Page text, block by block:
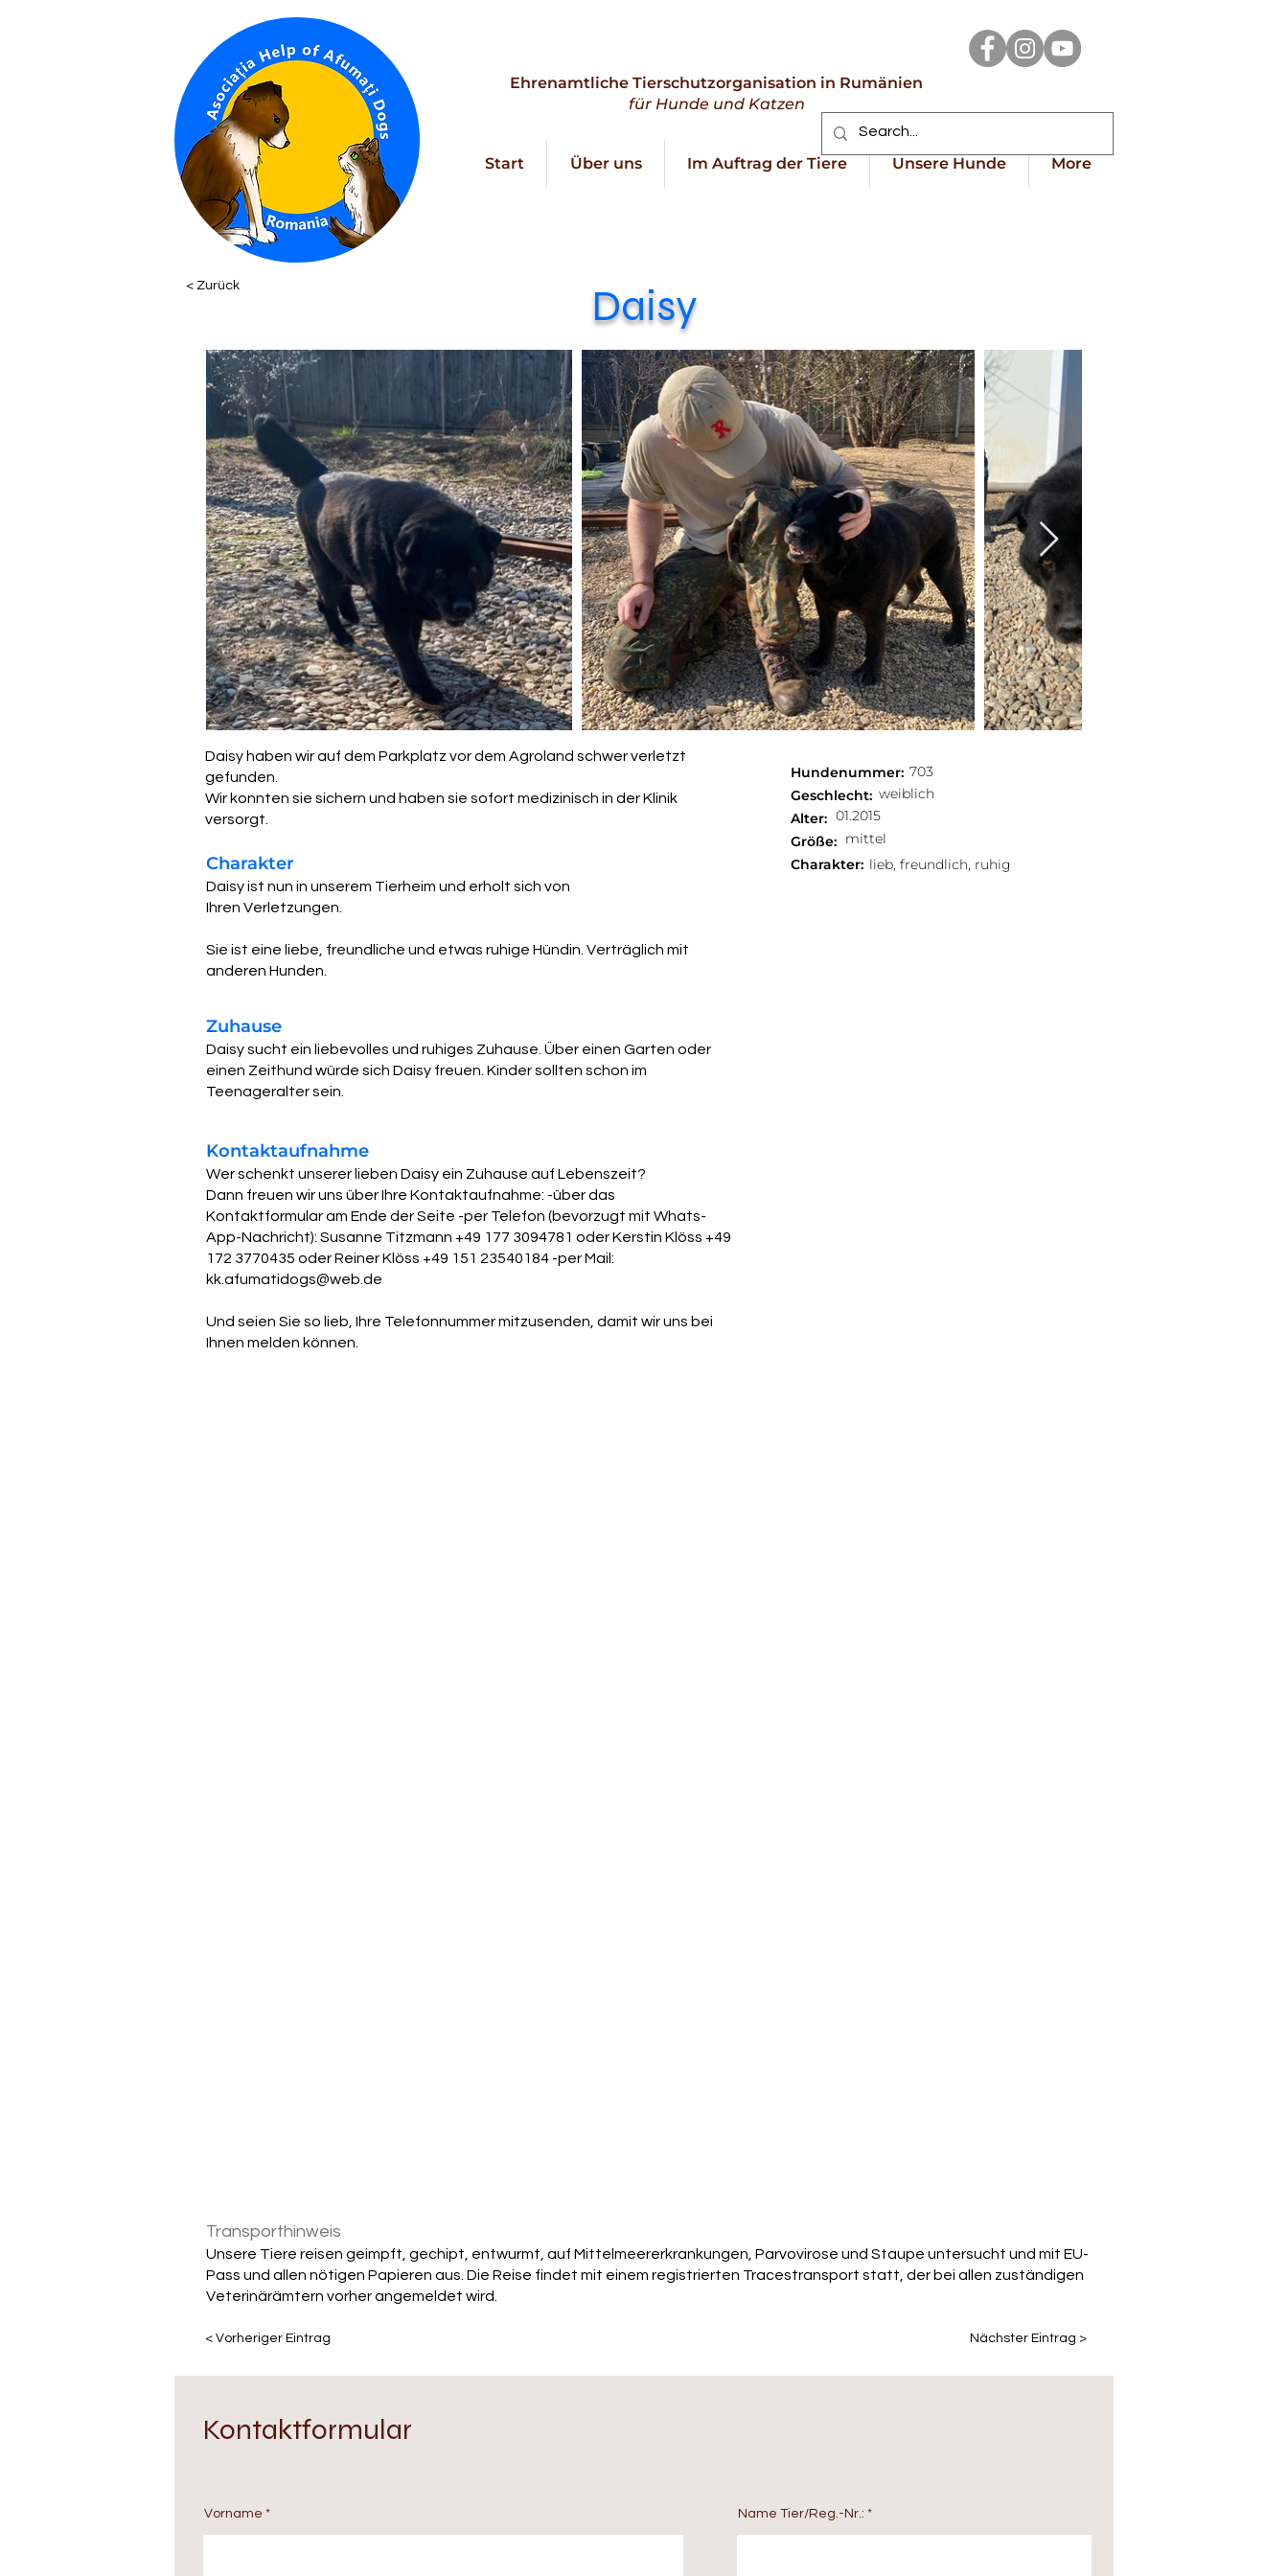
Ehrenamtliche Tierschutzorganisation in Rumänien
für Hunde und Katzen
Start Über uns Im Auftrag der Tiere Unsere Hunde More
< Zurück Daisy
Daisy haben wir auf dem Parkplatz vor dem Agroland schwer verletzt
gefunden.
Wir konnten sie sichern und haben sie sofort medizinisch in der Klinik
versorgt.
Charakter
Daisy ist nun in unserem Tierheim und erholt sich von
Ihren Verletzungen.
Sie ist eine liebe, freundliche und etwas ruhige Hündin. Verträglich mit
anderen Hunden.
Zuhause
Daisy sucht ein liebevolles und ruhiges Zuhause. Über einen Garten oder
einen Zeithund würde sich Daisy freuen. Kinder sollten schon im
Teenageralter sein.
Kontaktaufnahme
Wer schenkt unserer lieben Daisy ein Zuhause auf Lebenszeit?
Dann freuen wir uns über Ihre Kontaktaufnahme: -über das
Kontaktformular am Ende der Seite -per Telefon (bevorzugt mit Whats-
App-Nachricht): Susanne Titzmann +49 177 3094781 oder Kerstin Klöss +49
172 3770435 oder Reiner Klöss +49 151 23540184 -per Mail:
kk.afumatidogs@web.de
Und seien Sie so lieb, Ihre Telefonnummer mitzusenden, damit wir uns bei
Ihnen melden können.
Hundenummer:
Geschlecht:
Alter:
Größe:
Charakter:
703
weiblich
01.2015
mittel
lieb, freundlich, ruhig
Transporthinweis
Unsere Tiere reisen geimpft, gechipt, entwurmt, auf Mittelmeererkrankungen, Parvovirose und Staupe untersucht und mit EU-
Pass und allen nötigen Papieren aus. Die Reise findet mit einem registrierten Tracestransport statt, der bei allen zuständigen
Veterinärämtern vorher angemeldet wird.
< Vorheriger Eintrag Nächster Eintrag >
Kontaktformular
Vorname Name Tier/Reg.-Nr.: